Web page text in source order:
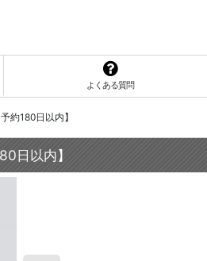
よくある質問
180日以内】
日以内】